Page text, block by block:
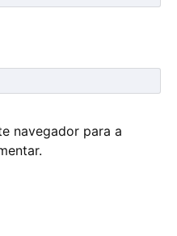
navegador para a